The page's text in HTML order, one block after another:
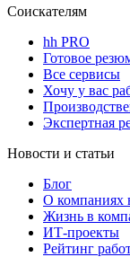
Соискателям
hh PRO
Готовое
Все сервисы
Хочу у вас
Экспертная
Новости и статьи
Блог
О компаниях
Жизнь в
ИТ-проекты
Рейтинг